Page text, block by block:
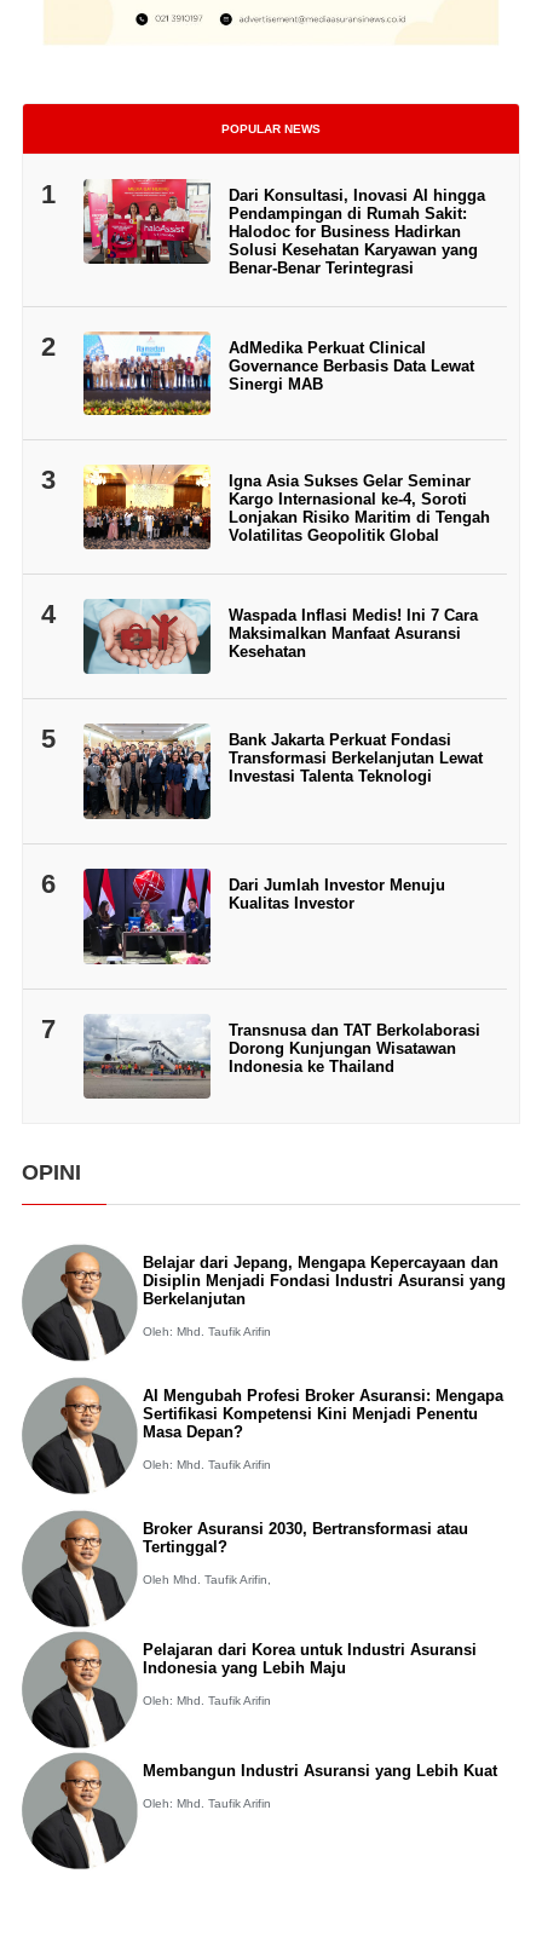
POPULAR NEWS
1
Dari Konsultasi, Inovasi AI hingga
Pendampingan di Rumah Sakit:
Halodoc for Business Hadirkan
Solusi Kesehatan Karyawan yang
Benar-Benar Terintegrasi
2
AdMedika Perkuat Clinical
Governance Berbasis Data Lewat
Sinergi MAB
3
Igna Asia Sukses Gelar Seminar
Kargo Internasional ke-4, Soroti
Lonjakan Risiko Maritim di Tengah
Volatilitas Geopolitik Global
4
Waspada Inflasi Medis! Ini 7 Cara
Maksimalkan Manfaat Asuransi
Kesehatan
5
Bank Jakarta Perkuat Fondasi
Transformasi Berkelanjutan Lewat
Investasi Talenta Teknologi
6
Dari Jumlah Investor Menuju
Kualitas Investor
7
Transnusa dan TAT Berkolaborasi
Dorong Kunjungan Wisatawan
Indonesia ke Thailand
OPINI
Belajar dari Jepang, Mengapa Kepercayaan dan
Disiplin Menjadi Fondasi Industri Asuransi yang
Berkelanjutan
Oleh: Mhd. Taufik Arifin
AI Mengubah Profesi Broker Asuransi: Mengapa
Sertifikasi Kompetensi Kini Menjadi Penentu
Masa Depan?
Oleh: Mhd. Taufik Arifin
Broker Asuransi 2030, Bertransformasi atau
Tertinggal?
Oleh Mhd. Taufik Arifin,
Pelajaran dari Korea untuk Industri Asuransi
Indonesia yang Lebih Maju
Oleh: Mhd. Taufik Arifin
Membangun Industri Asuransi yang Lebih Kuat
Oleh: Mhd. Taufik Arifin